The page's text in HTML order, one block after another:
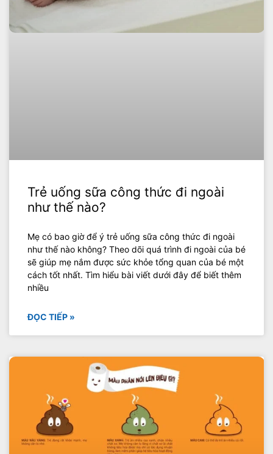
Trẻ uống sữa công thức đi ngoài
như thế nào?
Mẹ có bao giờ để ý trẻ uống sữa công thức đi ngoài
như thế nào không? Theo dõi quá trình đi ngoài của bé
sẽ giúp mẹ nắm được sức khỏe tổng quan của bé một
cách tốt nhất. Tìm hiểu bài viết dưới đây để biết thêm
nhiều
ĐỌC TIẾP »